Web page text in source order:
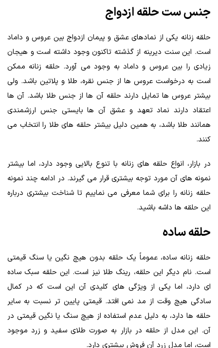
جنس ست حلقه ازدواج
حلقه زنانه یکی از نمادهای عشق و پیمان ازدواج بین عروس و داماد
است. این سنت دیرینه از گذشته تاکنون وجود داشته است و هیجان
زیادی را بین عروس و داماد به وجود می‌ آورد. حلقه زنانه ممکن
است به درخواست عروس‌ ها از جنس نقره، طلا و پلاتین باشد. ولی
بیشتر عروس‌ ها تمایل دارند حلقه آن‌ ها از جنس طلا باشد. آن‌ ها
اعتقاد دارند نماد تعهد و عشق آن‌ ها بایستی جنس ارزشمندی
همانند طلا باشد، به همین دلیل بیشتر حلقه‌ های طلا را انتخاب می‌
کنند.
در بازار، انواع حلقه‌ های زنانه با تنوع بالایی وجود دارد، اما بیشتر
نمونه‌ های آن مورد توجه بیشتری قرار می‌ گیرند. در ادامه چند نمونه
حلقه زنانه را برای شما معرفی می‌ نماییم تا شناخت بیشتری درباره
این حلقه‌ ها داشه باشید.
حلقه ساده
حلقه زنانه ساده، عموماً یک حلقه بدون هیچ نگین یا سنگ قیمتی
است. نام دیگر این حلقه، رینگ طلا نیز است. این حلقه سبک ساده‌
ای دارد، اما یکی از ویژگی‌ های کلیدی آن این است که در کمال
سادگی هیچ وقت از مد نمی‌ افتد. قیمتی پایین‌ تر نسبت به سایر
حلقه‌ ها دارد، به دلیل عدم استفاده از هیچ سنگ یا نگین قیمتی در
آن. این مدل از حلقه در بازار به صورت طلای سفید و زرد موجود
است، اما مدل زرد آن فروش بیشتری دارد.